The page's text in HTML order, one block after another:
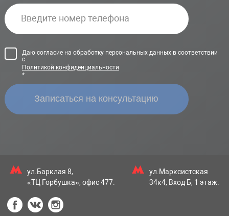
Даю согласие на обработку персональных данных в соответствии
с
Политикой конфиденциальности
*
ул.Барклая 8,
«ТЦ Горбушка», офис 477.
ул.Марксистская
34к4, Вход Б, 1 этаж.